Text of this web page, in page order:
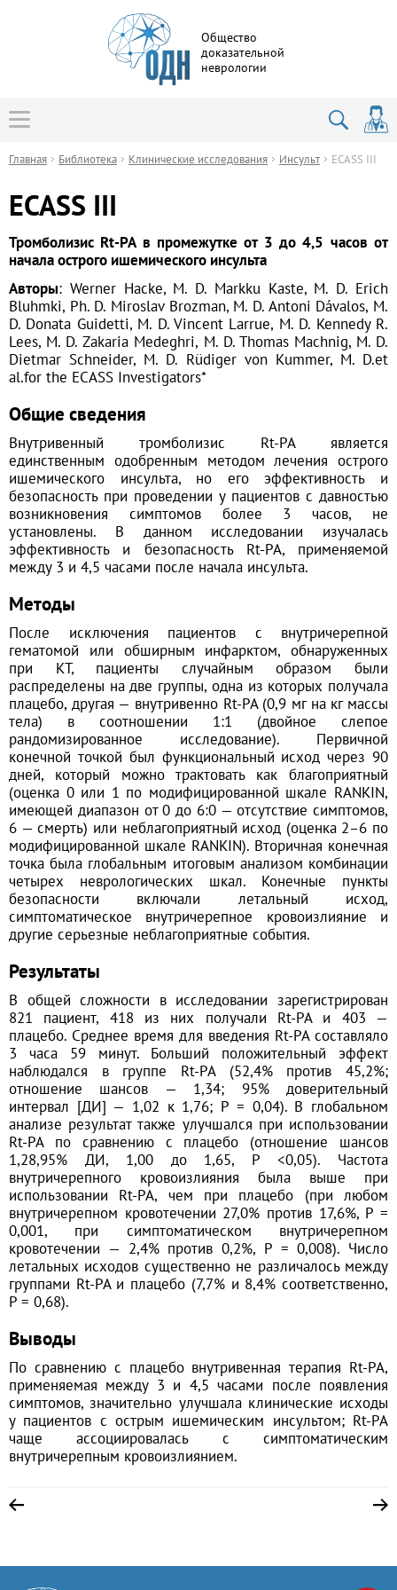
Общество
доказательной
неврологии
Главная Библиотека Клинические исследования Инсульт ECASS III
ECASS III
Тромболизис Rt-PA в промежутке от 3 до 4,5 часов от
начала острого ишемического инсульта
Авторы: Werner Hacke, M. D. Markku Kaste, M. D. Erich
Bluhmki, Ph. D. Miroslav Brozman, M. D. Antoni Dávalos, M.
D. Donata Guidetti, M. D. Vincent Larrue, M. D. Kennedy R.
Lees, M. D. Zakaria Medeghri, M. D. Thomas Machnig, M. D.
Dietmar Schneider, M. D. Rüdiger von Kummer, M. D.et
al.for the ECASS Investigators*
Общие сведения
Внутривенный тромболизис Rt-PA является
единственным одобренным методом лечения острого
ишемического инсульта, но его эффективность и
безопасность при проведении у пациентов с давностью
возникновения симптомов более 3 часов, не
установлены. В данном исследовании изучалась
эффективность и безопасность Rt-PA, применяемой
между 3 и 4,5 часами после начала инсульта.
Методы
После исключения пациентов с внутричерепной
гематомой или обширным инфарктом, обнаруженных
при КТ, пациенты случайным образом были
распределены на две группы, одна из которых получала
плацебо, другая — внутривенно Rt-PA (0,9 мг на кг массы
тела) в соотношении 1:1 (двойное слепое
рандомизированное исследование). Первичной
конечной точкой был функциональный исход через 90
дней, который можно трактовать как благоприятный
(оценка 0 или 1 по модифицированной шкале RANKIN,
имеющей диапазон от 0 до 6:0 — отсутствие симптомов,
6 — смерть) или неблагоприятный исход (оценка 2–6 по
модифицированной шкале RANKIN). Вторичная конечная
точка была глобальным итоговым анализом комбинации
четырех неврологических шкал. Конечные пункты
безопасности включали летальный исход,
симптоматическое внутричерепное кровоизлияние и
другие серьезные неблагоприятные события.
Результаты
В общей сложности в исследовании зарегистрирован
821 пациент, 418 из них получали Rt-PA и 403 —
плацебо. Среднее время для введения Rt-PA составляло
3 часа 59 минут. Больший положительный эффект
наблюдался в группе Rt-PA (52,4% против 45,2%;
отношение шансов — 1,34; 95% доверительный
интервал [ДИ] — 1,02 к 1,76; Р = 0,04). В глобальном
анализе результат также улучшался при использовании
Rt-PA по сравнению с плацебо (отношение шансов
1,28,95% ДИ, 1,00 до 1,65, Р <0,05). Частота
внутричерепного кровоизлияния была выше при
использовании Rt-PA, чем при плацебо (при любом
внутричерепном кровотечении 27,0% против 17,6%, Р =
0,001, при симптоматическом внутричерепном
кровотечении — 2,4% против 0,2%, Р = 0,008). Число
летальных исходов существенно не различалось между
группами Rt-PA и плацебо (7,7% и 8,4% соответственно,
Р = 0,68).
Выводы
По сравнению с плацебо внутривенная терапия Rt-PA,
применяемая между 3 и 4,5 часами после появления
симптомов, значительно улучшала клинические исходы
у пациентов с острым ишемическим инсультом; Rt-PA
чаще ассоциировалась с симптоматическим
внутричерепным кровоизлиянием.